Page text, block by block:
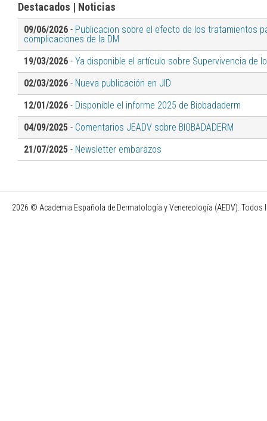
Destacados | Noticias
09/06/2026 - Publicacion sobre el efecto de los tratamientos
complicaciones de la DM
19/03/2026 - Ya disponible el artículo sobre Supervivencia de
02/03/2026 - Nueva publicación en JID
12/01/2026 - Disponible el informe 2025 de Biobadaderm
04/09/2025 - Comentarios JEADV sobre BIOBADADERM
21/07/2025 - Newsletter embarazos
2026 © Academia Española de Dermatología y Venereología (AEDV). Todos